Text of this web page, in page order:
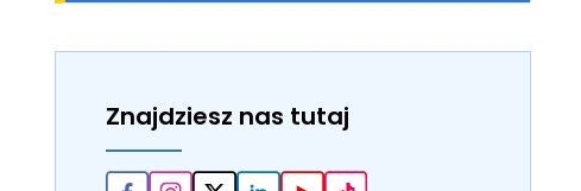
Znajdziesz nas tutaj